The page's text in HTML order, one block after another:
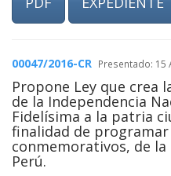
00047/2016-CR Presentado: 15
Propone Ley que crea
de la Independencia
Fidelísima a la patria
finalidad de
conmemorativos, de
Perú.